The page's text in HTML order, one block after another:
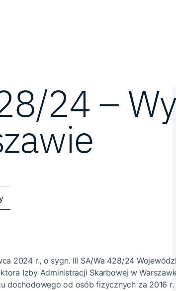
24 –
2024 r., o sygn. III SA/Wa 428/24
Izby Administracji Skarbowej w
dochodowego od osób fizycznych za 2016